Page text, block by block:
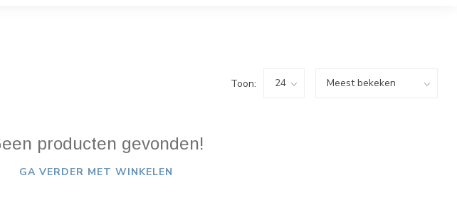
Toon:
producten gevonden!
GA VERDER MET WINKELEN